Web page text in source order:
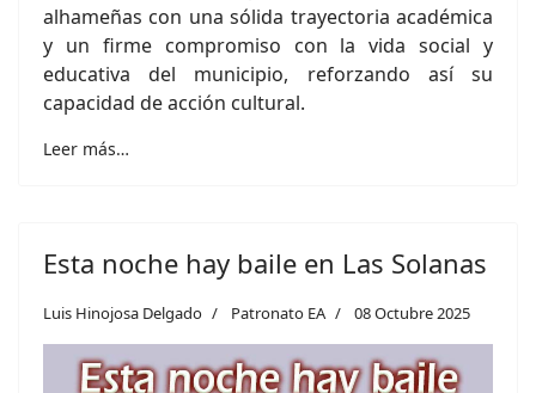
alhameñas con una sólida trayectoria académica
y un firme compromiso con la vida social y
educativa del municipio, reforzando así su
capacidad de acción cultural.
Leer más…
Esta noche hay baile en Las Solanas
Luis Hinojosa Delgado Patronato EA 08 Octubre 2025